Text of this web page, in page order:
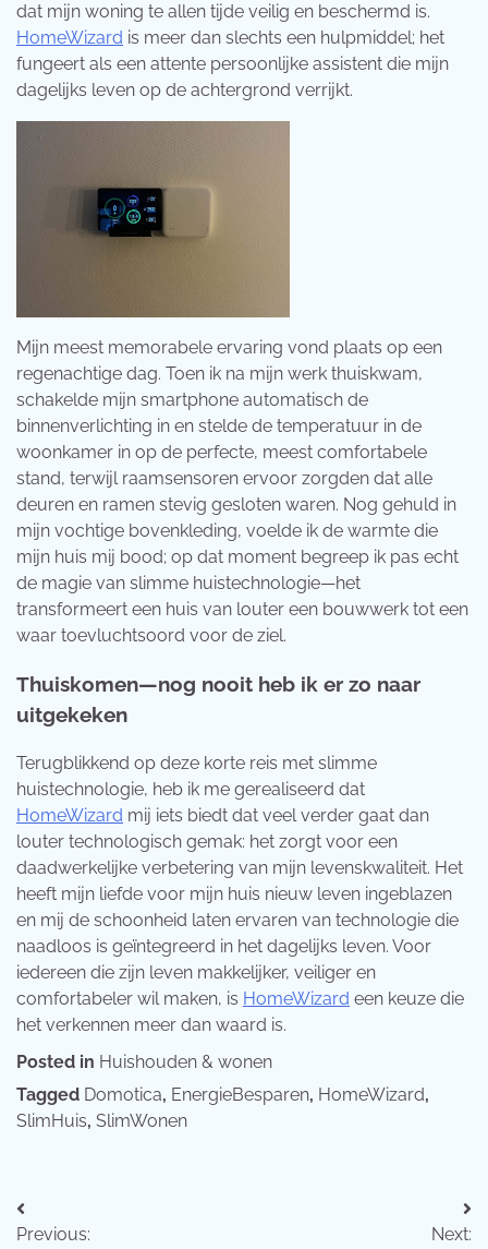
dat mijn woning te allen tijde veilig en beschermd is.
HomeWizard is meer dan slechts een hulpmiddel; het
fungeert als een attente persoonlijke assistent die mijn
dagelijks leven op de achtergrond verrijkt.
Mijn meest memorabele ervaring vond plaats op een
regenachtige dag. Toen ik na mijn werk thuiskwam,
schakelde mijn smartphone automatisch de
binnenverlichting in en stelde de temperatuur in de
woonkamer in op de perfecte, meest comfortabele
stand, terwijl raamsensoren ervoor zorgden dat alle
deuren en ramen stevig gesloten waren. Nog gehuld in
mijn vochtige bovenkleding, voelde ik de warmte die
mijn huis mij bood; op dat moment begreep ik pas echt
de magie van slimme huistechnologie—het
transformeert een huis van louter een bouwwerk tot een
waar toevluchtsoord voor de ziel.
Thuiskomen—nog nooit heb ik er zo naar
uitgekeken
Terugblikkend op deze korte reis met slimme
huistechnologie, heb ik me gerealiseerd dat
HomeWizard mij iets biedt dat veel verder gaat dan
louter technologisch gemak: het zorgt voor een
daadwerkelijke verbetering van mijn levenskwaliteit. Het
heeft mijn liefde voor mijn huis nieuw leven ingeblazen
en mij de schoonheid laten ervaren van technologie die
naadloos is geïntegreerd in het dagelijks leven. Voor
iedereen die zijn leven makkelijker, veiliger en
comfortabeler wil maken, is HomeWizard een keuze die
het verkennen meer dan waard is.
Posted in Huishouden & wonen
Tagged Domotica, EnergieBesparen, HomeWizard,
SlimHuis, SlimWonen
Bericht
Previous: Next: